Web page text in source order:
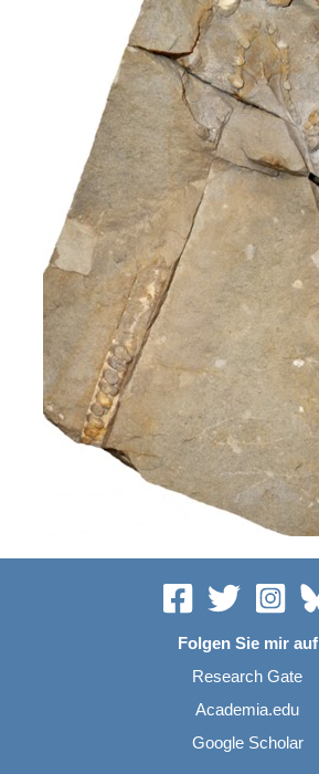
Folgen Sie mir auf
Research Gate
Academia.edu
Google Scholar